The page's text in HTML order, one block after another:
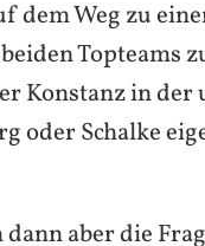
dem Weg zu
Topteams
Konstanz in der
oder Schalke
aber die